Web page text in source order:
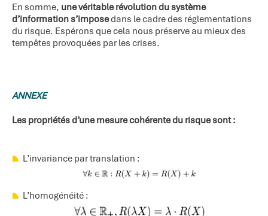
En somme, une véritable révolution du système
d’information s’imposedans le cadre des réglementations
du risque. Espérons que cela nous préserve au mieux des
tempêtes provoquées par les crises.
ANNEXE
Les propriétés d’une mesure cohérente du risque sont :
L’invariance par translation :
L’homogénéité :